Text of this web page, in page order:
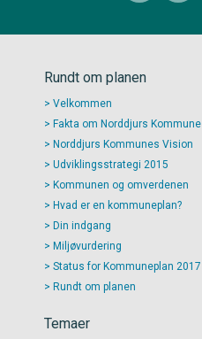
Rundt om planen
Velkommen
Fakta om Norddjurs Kommune
Norddjurs Kommunes Vision
Udviklingsstrategi 2015
Kommunen og omverdenen
Hvad er en kommuneplan?
Din indgang
Miljøvurdering
Status for Kommuneplan 2017
Rundt om planen
Temaer